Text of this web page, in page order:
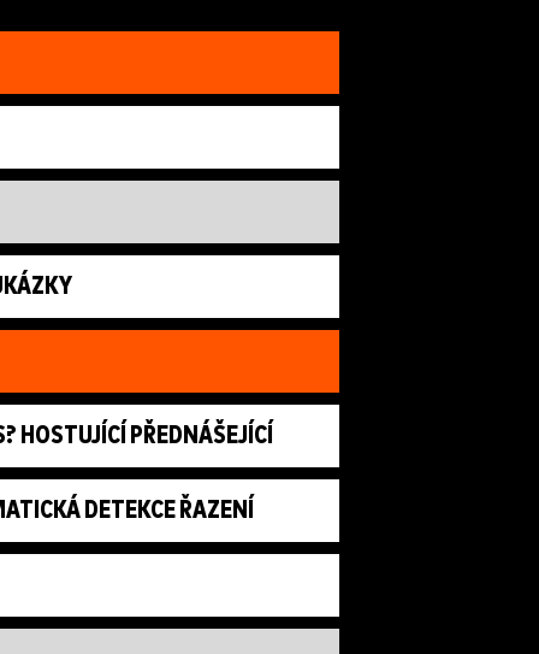
HOSTUJÍCÍ PŘEDNÁŠEJÍCÍ
DETEKCE ŘAZENÍ